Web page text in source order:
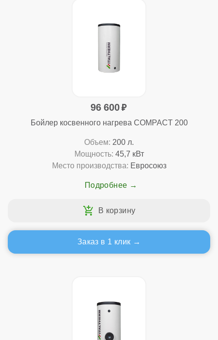
96 600
Бойлер косвенного нагрева COMPACT 200
Объем: 200 л.
Мощность: 45,7 кВт
Место производства: Евросоюз
Подробнее
Заказ в 1 клик